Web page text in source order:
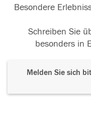
Besondere
Schreiben Sie
besonders in
Melden Sie sich